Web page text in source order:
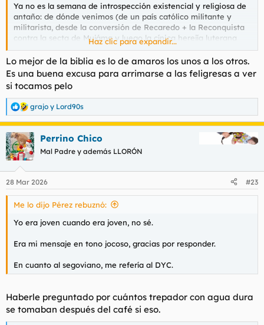
Ya no es la semana de introspección existencial y religiosa de
antaño: de dónde venimos (de un país católico militante y
militarista, desde la conversión de Recaredo + la Reconquista
contra la secta de Mujáma y luego la cínica herejía luterana
hasta la cruzada de Franco) y a dónde vamos (tradición y
protección ibérica-católica vs el neo-internacionalismo
ultraizmierdoso-islámico y autodestructivo); ¿Somos algo más
que pecadores hedonistas? ¿Es posible, con lo que sabemos del
ser humano, aplicar el "así como nosotros perdonamos a los
que nos ofenden" , o más bien ciertos tipos de individuos
merecen ser arrancados de cuajo como malas hierbas? ¿Se
puede (¿cómo?) aplicar la caridad cristiana a muslims y ateos?
Polvo eres y en polvo te convertirás. No juzguéis y no seréis
juzgados.
Haz clic para expandir...
Lo mejor de la biblia es lo de amaros los unos a los otros.
Es una buena excusa para arrimarse a las feligresas a ver
si tocamos pelo
R
e
a
c
c
i
e
s
grajo y Lord90s
Perrino Chico
Mal Padre y además LLORÓN
28 Mar 2026 #23
Me lo dijo Pérez rebuznó:
Yo era joven cuando era joven, no sé.
Era mi mensaje en tono jocoso, gracias por responder.
En cuanto al segoviano, me refería al DYC.
Haberle preguntado por cuántos trepador con agua dura
se tomaban después del café si eso.